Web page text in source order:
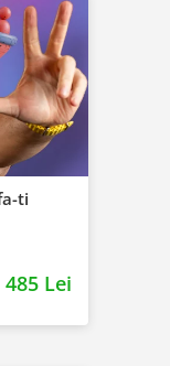
ti
485 Lei